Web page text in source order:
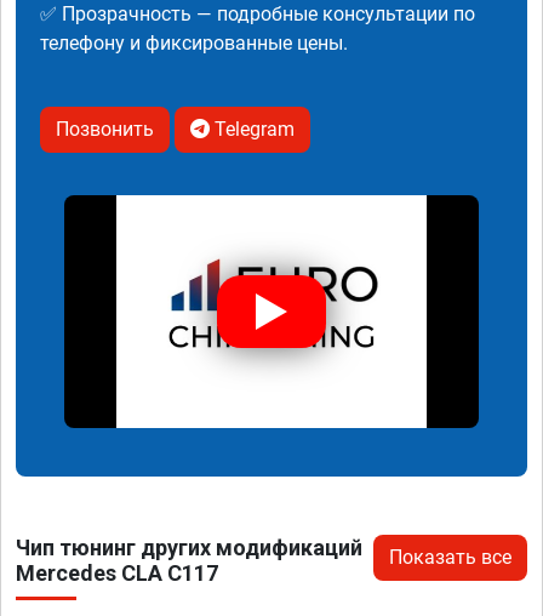
✅ Прозрачность — подробные консультации по
телефону и фиксированные цены.
Позвонить Telegram
Чип тюнинг других модификаций
Mercedes CLA C117
Показать все